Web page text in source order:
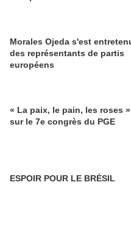
Morales Ojeda s'est
des représentants de partis
européens
« La paix, le pain, les roses
sur le 7e congrès du PGE
ESPOIR POUR LE BRÉSIL